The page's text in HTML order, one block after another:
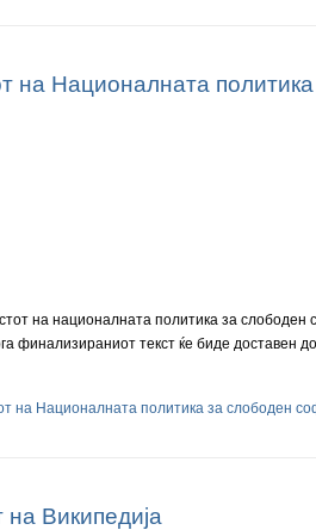
на Националната
на националната политика за
финализираниот текст ќе биде
на Националната политика за слободен
Википедија